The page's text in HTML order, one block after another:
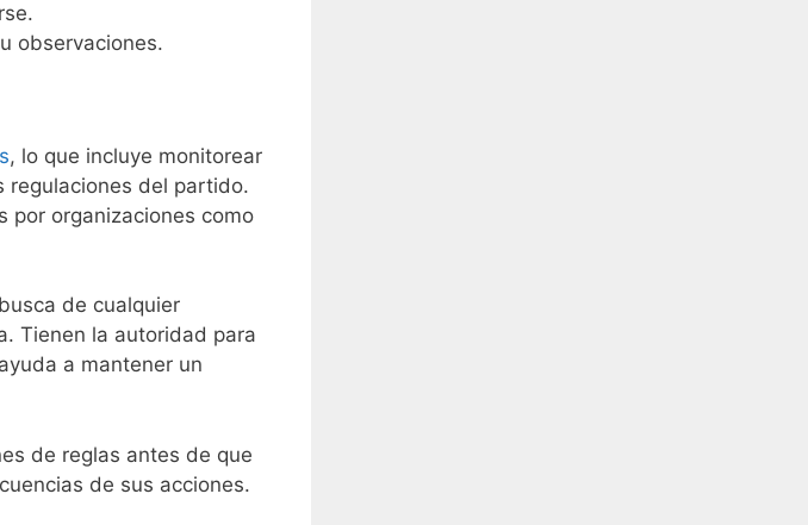
observaciones.
, lo que incluye monitorear
regulaciones del partido.
por organizaciones como
de cualquier
Tienen la autoridad para
a mantener un
de reglas antes de que
de sus acciones.